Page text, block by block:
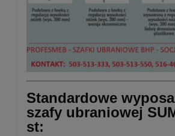
Standardowe
szafy ubraniowej
st: